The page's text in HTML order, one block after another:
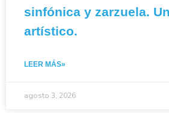
sinfónica y zarzuela.
artístico.
LEER MÁS»
agosto 3, 2026